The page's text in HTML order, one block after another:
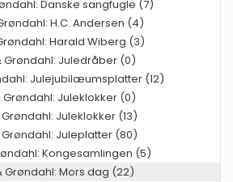
Danske sangfugle (7)
H.C. Andersen (4)
Harald Wiberg (3)
Grøndahl: Juledråber (0)
Julejubilæumsplatter (12)
Grøndahl: Juleklokker (0)
Juleklokker (13)
Grøndahl: Juleplatter (80)
Kongesamlingen (5)
Grøndahl: Mors dag (22)